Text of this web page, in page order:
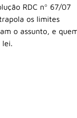
RDC nº 67/07
os limites
o assunto, e
lei.